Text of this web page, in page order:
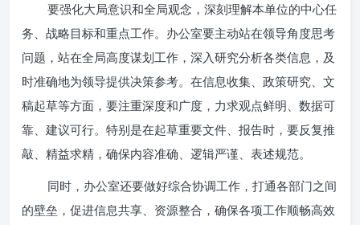
要强化大局意识和全局观念，深刻理解本单位的中心任
务、战略目标和重点工作。办公室要主动站在领导角度思考
问题，站在全局高度谋划工作，深入研究分析各类信息，及
时准确地为领导提供决策参考。在信息收集、政策研究、文
稿起草等方面，要注重深度和广度，力求观点鲜明、数据可
靠、建议可行。特别是在起草重要文件、报告时，要反复推
敲、精益求精，确保内容准确、逻辑严谨、表述规范。
同时，办公室还要做好综合协调工作，打通各部门之间
的壁垒，促进信息共享、资源整合，确保各项工作顺畅高效